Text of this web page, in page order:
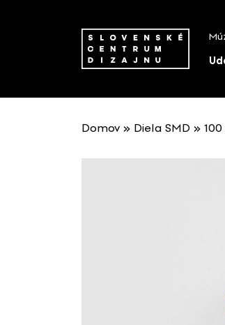
Domov » Diela SMD »